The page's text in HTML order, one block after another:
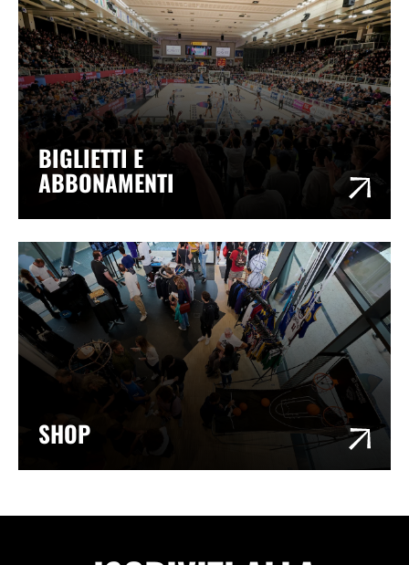
BIGLIETTI E
ABBONAMENTI
SHOP